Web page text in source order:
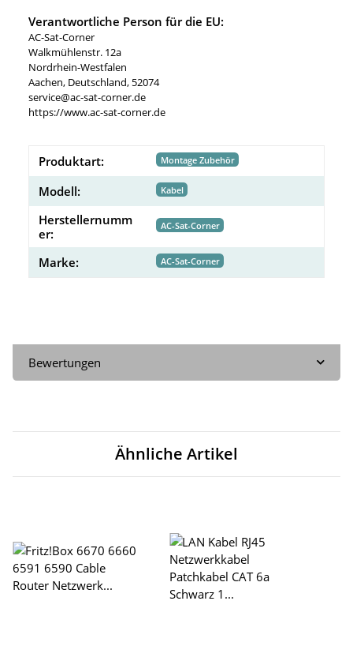
Verantwortliche Person für die EU:
AC-Sat-Corner
Walkmühlenstr. 12a
Nordrhein-Westfalen
Aachen, Deutschland, 52074
service@ac-sat-corner.de
https://www.ac-sat-corner.de
Produktart: Montage Zubehör
Modell: Kabel
Herstellernumm
er:
AC-Sat-Corner
Marke: AC-Sat-Corner
Bewertungen
Ähnliche Artikel